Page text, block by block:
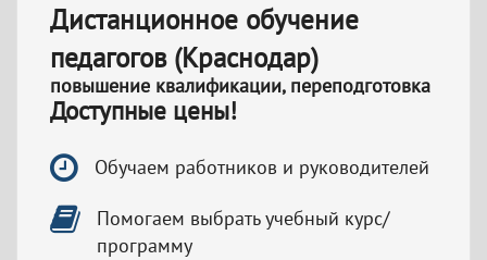
Дистанционное обучение
педагогов (Краснодар)
повышение квалификации, переподготовка
Доступные цены!
Обучаем работников и руководителей
Помогаем выбрать учебный курс/
программу